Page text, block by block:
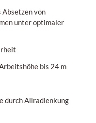
von
unter optimaler
bis 24 m
durch Allradlenkung